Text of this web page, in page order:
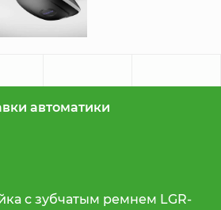
автоматики
с зубчатым ремнем LGR-